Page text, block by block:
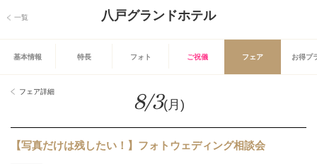
一覧 八戸グランドホテル
基本情報 特長 フォト ご祝儀 フェア お得プ
フェア詳細 8/3(月)
【写真だけは残したい！】フォトウェディング相談会